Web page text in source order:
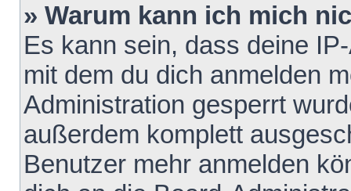
» Warum kann ich mich
Es kann sein, dass deine
mit dem du dich anmelden
Administration gesperrt
außerdem komplett
Benutzer mehr anmelden